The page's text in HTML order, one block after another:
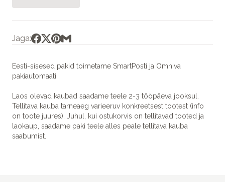
Jaga:
Eesti-sisesed pakid toimetame SmartPosti ja Omniva
pakiautomaati.
Laos olevad kaubad saadame teele 2-3 tööpäeva jooksul.
Tellitava kauba tarneaeg varieeruv konkreetsest tootest (info
on toote juures). Juhul, kui ostukorvis on tellitavad tooted ja
laokaup, saadame paki teele alles peale tellitava kauba
saabumist.